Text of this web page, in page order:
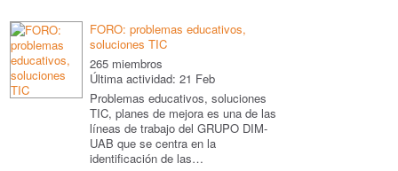
FORO: problemas educativos,
soluciones TIC
265 miembros
Última actividad: 21 Feb
Problemas educativos, soluciones
TIC, planes de mejora es una de las
líneas de trabajo del GRUPO DIM-
UAB que se centra en la
identificación de las…